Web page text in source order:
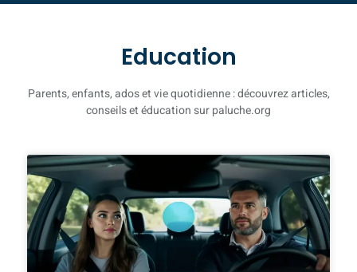
Education
Parents, enfants, ados et vie quotidienne : découvrez articles,
conseils et éducation sur paluche.org